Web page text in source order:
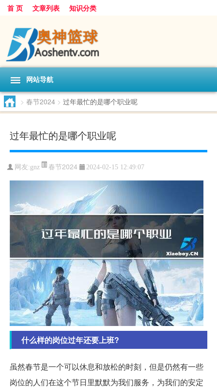
首 页 文章列表 知识分类
网站导航
> 春节2024 > 过年最忙的是哪个职业呢
过年最忙的是哪个职业呢
网友:gnz 春节2024 2024-02-15 12:49:07
什么样的岗位过年还要上班?
虽然春节是一个可以休息和放松的时刻，但是仍然有一些
岗位的人们在这个节日里默默为我们服务，为我们的安定